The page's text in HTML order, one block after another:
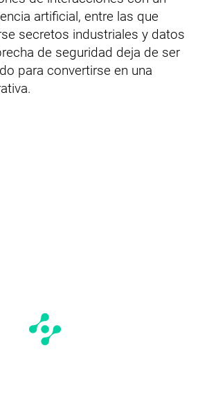
artificial, entre las que
secretos industriales y datos
de seguridad deja de ser
para convertirse en una